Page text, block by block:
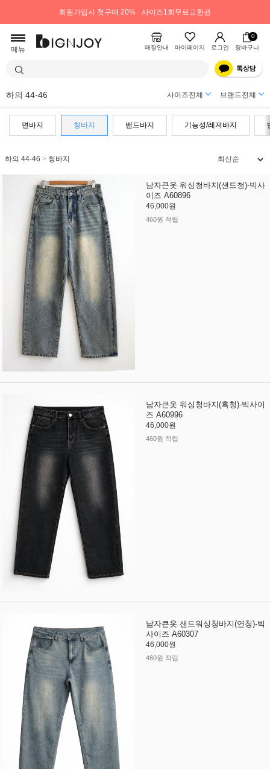
회원가입시 첫구매 20% 사이즈1회무료교환권
메뉴 매장안내 마이페이지 로그인
0
장바구니
하의 44-46 사이즈전체 브랜드전체
면바지 청바지 밴드바지 기능성/레져바지
하의 44-46 > 청바지
남자큰옷 워싱청바지(샌드청)-빅사
이즈 A60896
46,000원
460원 적립
남자큰옷 워싱청바지(흑청)-빅사이
즈 A60996
46,000원
460원 적립
남자큰옷 샌드워싱청바지(연청)-빅
사이즈 A60307
46,000원
460원 적립